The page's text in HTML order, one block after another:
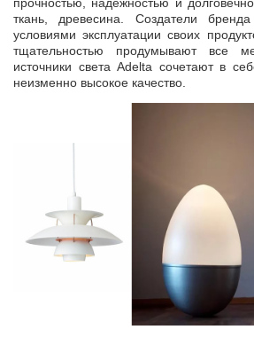
ткань, древесина. Создатели
условиями эксплуатации своих
тщательностью продумывают все
источники света Adelta сочетают в
неизменно высокое качество.